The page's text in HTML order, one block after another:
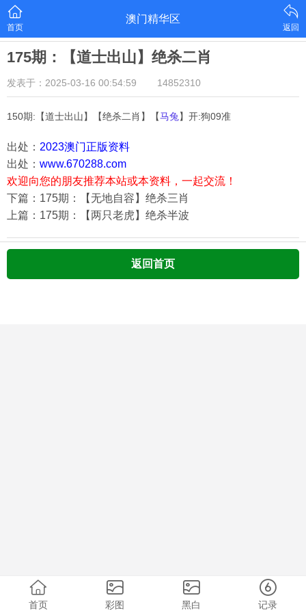
首页
澳门精华区
返回
175期：【道士出山】绝杀二肖
发表于：2025-03-16 00:54:59 14852310
150期:【道士出山】【绝杀二肖】【马兔 】开:狗09准
出处： 2023澳门正版资料
出处： www.670288.com
欢迎向您的朋友推荐本站或本资料，一起交流！
下篇：175期：【无地自容】绝杀三肖
上篇：175期：【两只老虎】绝杀半波
返回首页
首页 彩图 黑白 记录